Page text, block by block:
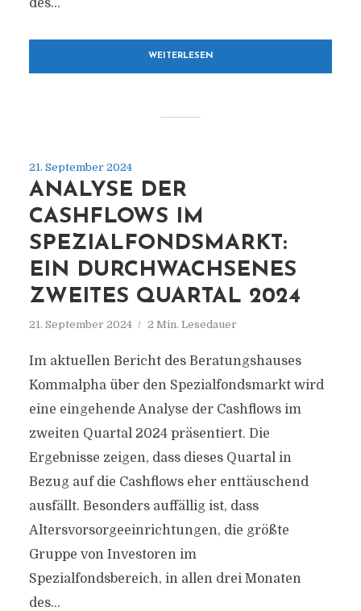
des...
WEITERLESEN
21. September 2024
ANALYSE DER
CASHFLOWS IM
SPEZIALFONDSMARKT:
EIN DURCHWACHSENES
ZWEITES QUARTAL 2024
21. September 2024 2 Min. Lesedauer
Im aktuellen Bericht des Beratungshauses
Kommalpha über den Spezialfondsmarkt wird
eine eingehende Analyse der Cashflows im
zweiten Quartal 2024 präsentiert. Die
Ergebnisse zeigen, dass dieses Quartal in
Bezug auf die Cashflows eher enttäuschend
ausfällt. Besonders auffällig ist, dass
Altersvorsorgeeinrichtungen, die größte
Gruppe von Investoren im
Spezialfondsbereich, in allen drei Monaten
des...